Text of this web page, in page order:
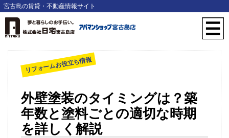
宮古島の賃貸・不動産情報サイト
リフォームお役立ち情報
外壁塗装のタイミングは？築
年数と塗料ごとの適切な時期
を詳しく解説